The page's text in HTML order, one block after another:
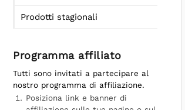
Prodotti stagionali
Programma affiliato
Tutti sono invitati a partecipare al
nostro programma di affiliazione.
Posiziona link e banner di